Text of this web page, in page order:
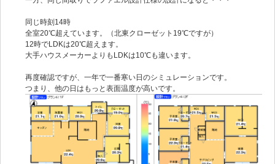
同じ時刻14時
全室20℃超えています。（北東クローゼット19℃ですが）
12時でLDKは20℃超えます。
大手ハウスメーカーよりもLDKは10℃も違います。
再度確認ですが、一年で一番寒い日のシミュレーションです。
つまり、他の日はもっと表面温度が高いです。